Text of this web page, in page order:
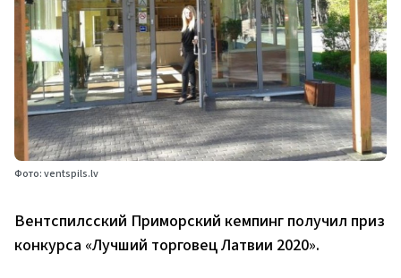
Фото: ventspils.lv
Вентспилсский Приморский кемпинг получил приз
конкурса «Лучший торговец Латвии 2020».